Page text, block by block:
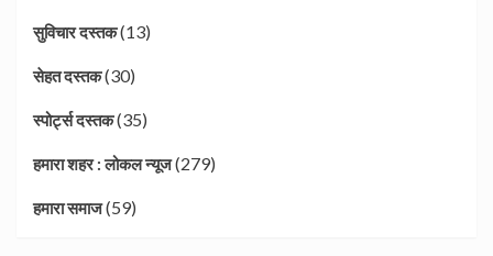
सुविचार दस्तक(13)
सेहत दस्तक(30)
स्पोर्ट्स दस्तक(35)
हमारा शहर : लोकल न्यूज(279)
हमारा समाज(59)